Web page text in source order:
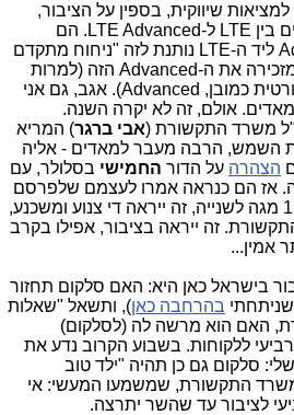
שיווקית, בספין על הציבור,
שרובו לא מבין מה ההבדלים בין LTE ל-LTE Advanced. הם
החליטו, שהמילה Advanced ליד ה-LTE נותנת לזה "ניחוח מתקדם
וחדשני" מול פרטנר, שלא מזכירה את ה-Advanced הזה (למרות
שגם היא יכולה לספק, תיאורטית כמובן, Advanced). אגב, גם אני
אולם, זה לא יקרה השנה.
משרד התקשורת (אבי ברגר) המריא
השמש, הרבה מעבר למאדים - אליה
הצהרה על הדור החמישי בסלולר, עם
ג'יגה בשנייה. אז הם כנראה אמרו לעצמם שלפרסם
על LTE-Advanced עם 150 מגה לשנייה, זה ייראה די צנוע ומשכנע,
זה ייראה בציבור, אפילו בקרב
אמין...
בישראל כאן היא: האם סלקום תחזור
בהרחבה כאן), ותשאל "שאלות
האם הוא מרשה לה (לסלקום)
ללקוחות. בשבוע הקרוב נדע את
סלקום גם כן תהיה "ילד טוב
התקשורת, שמשמעו המעשי: אי
לציבור עד שהשר יתרצה.